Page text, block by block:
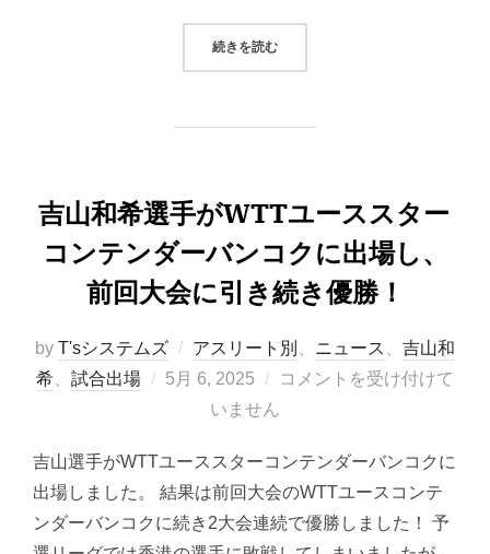
続きを読む“吉山和希選手 2025 WTTユースコ
吉山和希選手がWTTユーススター
コンテンダーバンコクに出場し、
前回大会に引き続き優勝！
by T'sシステムズ アスリート別 ニュース
吉山和
希
試合出場
投
5月 6, 2025
コメントを受け付けて
いません
吉山選手がWTTユーススターコンテンダーバンコクに
出場しました。 結果は前回大会のWTTユースコンテ
ンダーバンコクに続き2大会連続で優勝しました！ 予